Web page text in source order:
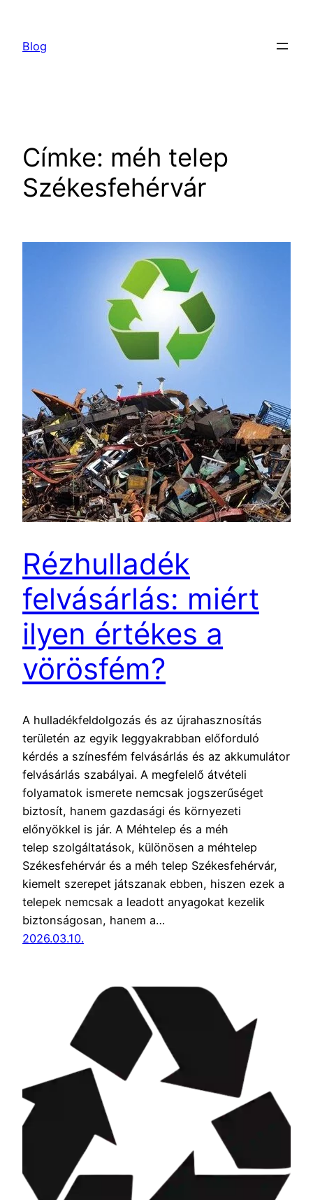
tartalomhoz
Blog
Címke: méh telep
Székesfehérvár
Rézhulladék
felvásárlás: miért
ilyen értékes a
vörösfém?
A hulladékfeldolgozás és az újrahasznosítás
területén az egyik leggyakrabban előforduló
kérdés a színesfém felvásárlás és az akkumulátor
felvásárlás szabályai. A megfelelő átvételi
folyamatok ismerete nemcsak jogszerűséget
biztosít, hanem gazdasági és környezeti
előnyökkel is jár. A Méhtelep és a méh
telep szolgáltatások, különösen a méhtelep
Székesfehérvár és a méh telep Székesfehérvár,
kiemelt szerepet játszanak ebben, hiszen ezek a
telepek nemcsak a leadott anyagokat kezelik
biztonságosan, hanem a…
2026.03.10.